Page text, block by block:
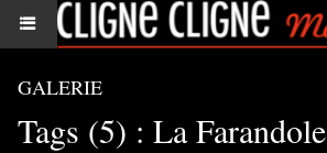
GALERIE
Tags (5) : La Farandole